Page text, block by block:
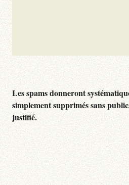
Les spams donneront
simplement supprimés sans
justifié.